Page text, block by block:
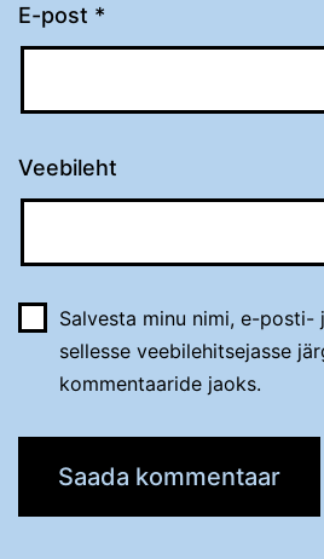
E-post *
Veebileht
Salvesta minu nimi, e-posti-
sellesse veebilehitsejasse
kommentaaride jaoks.